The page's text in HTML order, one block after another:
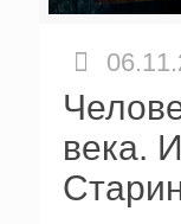
века.